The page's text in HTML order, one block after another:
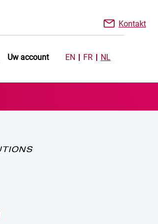
Kontakt
Uw account EN FR NL